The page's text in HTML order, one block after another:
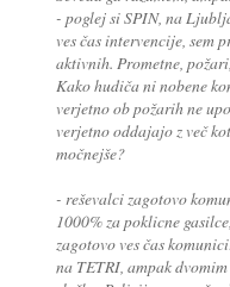
- poglej si SPIN, na
ves čas intervencije, sem
aktivnih. Prometne,
Kako hudiča ni nobene
verjetno ob požarih ne
verjetno oddajajo z več
močnejše?
- reševalci zagotovo
1000% za poklicne
zagotovo ves čas
na TETRI, ampak